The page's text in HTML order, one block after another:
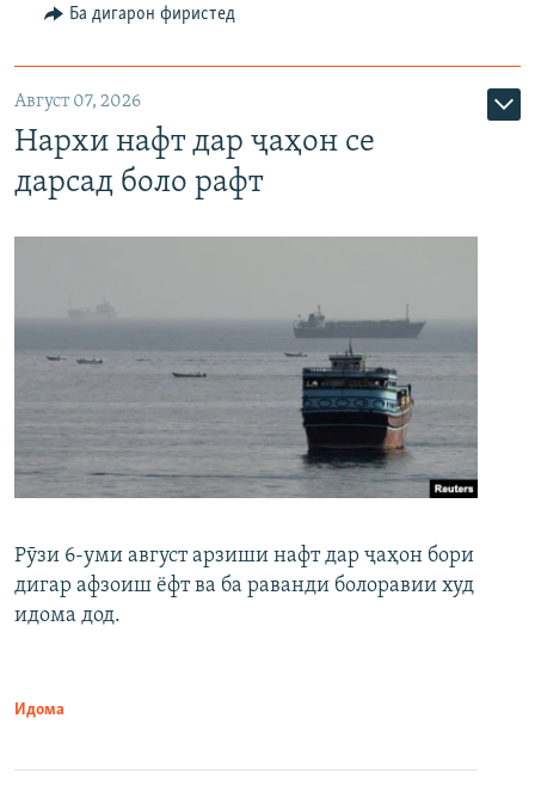
Ба дигарон фиристед
Август 07, 2026
Нархи нафт дар ҷаҳон се
дарсад боло рафт
Рӯзи 6-уми август арзиши нафт дар ҷаҳон бори
дигар афзоиш ёфт ва ба раванди болоравии худ
идома дод.
Идома